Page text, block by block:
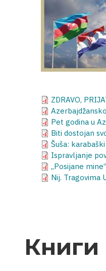
ZDRAVO,
Pet godina u
Biti dostojan
Šuša:
Ispravljanje
„Posijane
Nij. Tragovima
Книги